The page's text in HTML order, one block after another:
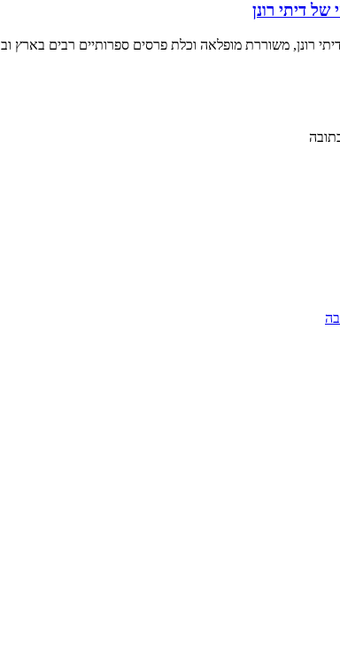
דיתי רונן
רונן, משוררת מופלאה וכלת פרסים ספרותיים רבים בארץ